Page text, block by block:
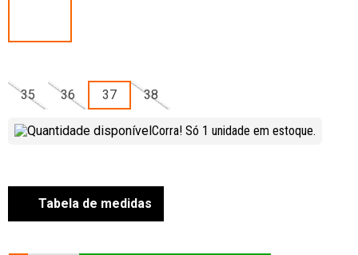
35 36 37 38
Corra! Só 1 unidade em estoque.
Tabela de medidas